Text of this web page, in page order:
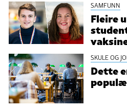
SAMFUNN
Fleire
SKULE OG
Dette